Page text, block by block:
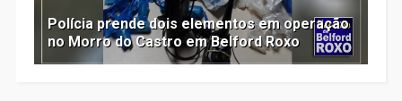
Polícia prende dois elementos em operação
no Morro do Castro em Belford Roxo